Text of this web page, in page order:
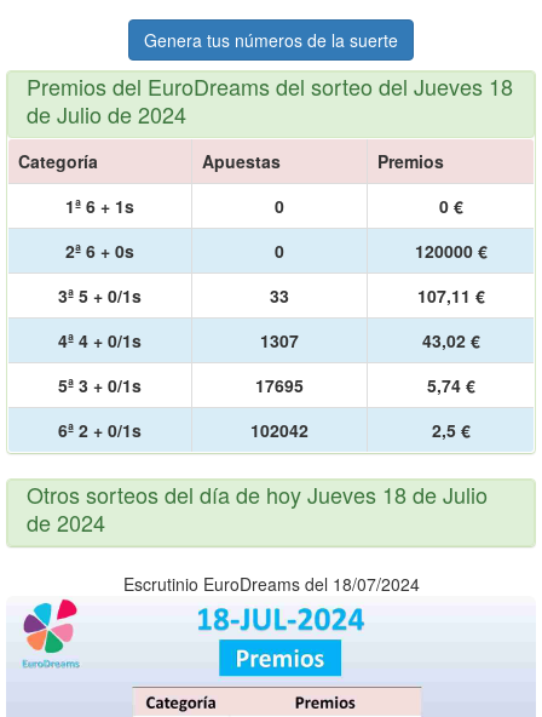
Genera tus números de la suerte
Premios del EuroDreams del sorteo del Jueves 18
de Julio de 2024
Categoría Apuestas
Premios
1ª 6 + 1s
0
0 €
2ª 6 + 0s
0
120000 €
3ª 5 + 0/1s
33
107,11 €
4ª 4 + 0/1s
1307
43,02 €
5ª 3 + 0/1s
17695
5,74 €
6ª 2 + 0/1s
102042 2,5 €
Otros sorteos del día de hoy Jueves 18 de Julio
de 2024
Escrutinio EuroDreams del 18/07/2024